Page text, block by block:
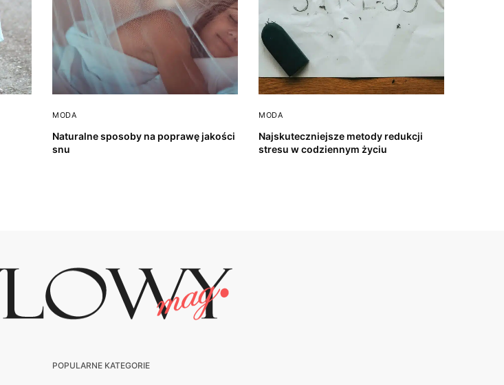
MODA
Naturalne sposoby na poprawę jakości
snu
MODA
Najskuteczniejsze metody redukcji
stresu w codziennym życiu
POPULARNE KATEGORIE